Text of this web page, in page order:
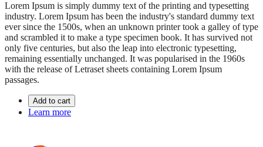
Lorem Ipsum is simply dummy text of the printing and typesetting
industry. Lorem Ipsum has been the industry's standard dummy text
ever since the 1500s, when an unknown printer took a galley of type
and scrambled it to make a type specimen book. It has survived not
only five centuries, but also the leap into electronic typesetting,
remaining essentially unchanged. It was popularised in the 1960s
with the release of Letraset sheets containing Lorem Ipsum
passages.
Add to cart
Learn more